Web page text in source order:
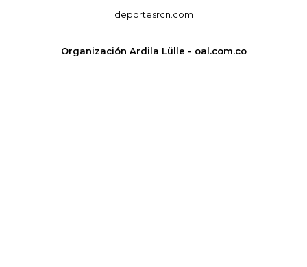
deportesrcn.com
Organización Ardila Lülle - oal.com.co